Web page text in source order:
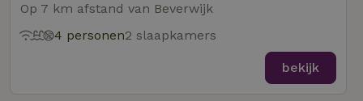
Op 7 km afstand van Beverwijk
4 personen2 slaapkamers
bekijk